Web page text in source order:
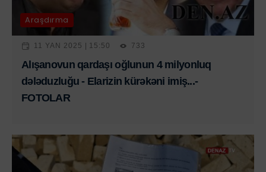
Araşdırma
11 YAN 2025 | 15:50 733
Alışanovun qardaşı oğlunun 4 milyonluq
dələduzluğu - Elarizin kürəkəni imiş...-
FOTOLAR